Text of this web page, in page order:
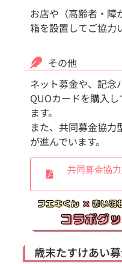
お店や（高齢者・障
箱を設置してご協力
その他
ネット募金や、記念
QUOカードを購入
ます。
また、共同募金協
が進んでいます。
共同募金協
歳末たすけあい